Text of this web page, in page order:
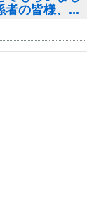
者の皆様、...